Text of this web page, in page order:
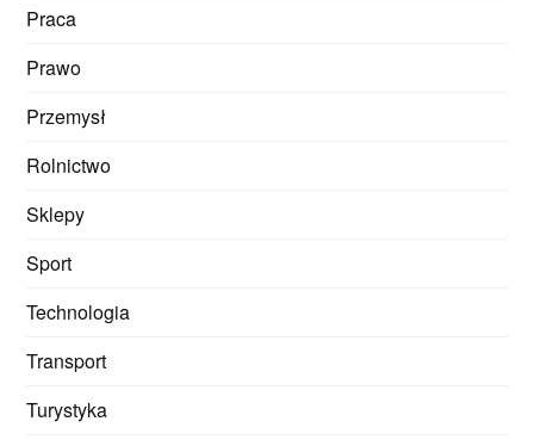
Praca
Prawo
Przemysł
Rolnictwo
Sklepy
Sport
Technologia
Transport
Turystyka